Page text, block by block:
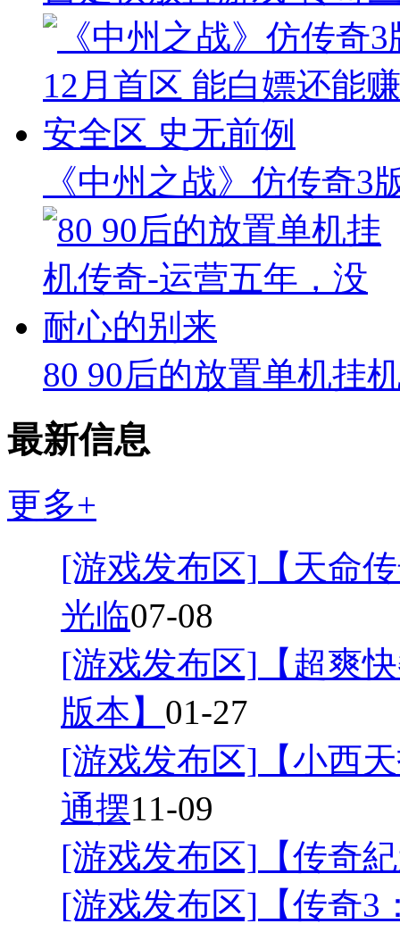
《中州之战》仿传奇3
80 90后的放置单机挂
最新信息
更多+
[游戏发布区] 【天命
光临07-08
[游戏发布区] 【超爽
版本】 01-27
[游戏发布区] 【小西
通摆11-09
[游戏发布区] 【传奇
[游戏发布区] 【传奇